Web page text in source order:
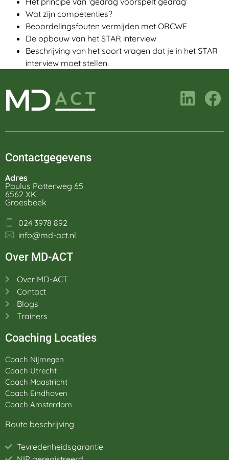
Wat zijn competenties?
Beoordelingsfouten vermijden met ORCWE
De opbouw van het STAR interview
Beschrijving van het soort vragen dat je in het STAR
interview moet stellen.
Contactgegevens
Adres
Paulus Potterweg 65
6562 XK
Groesbeek
024 3978 892
info@md-act.nl
Over MD-ACT
Over MD-ACT
Contact
Blogs
Trainers
Coaching Locaties
Coach Nijmegen
Coach Utrecht
Coach Maastricht
Coach Eindhoven
Coach Amsterdam
Route beschrijving
Tevredenheidsgarantie